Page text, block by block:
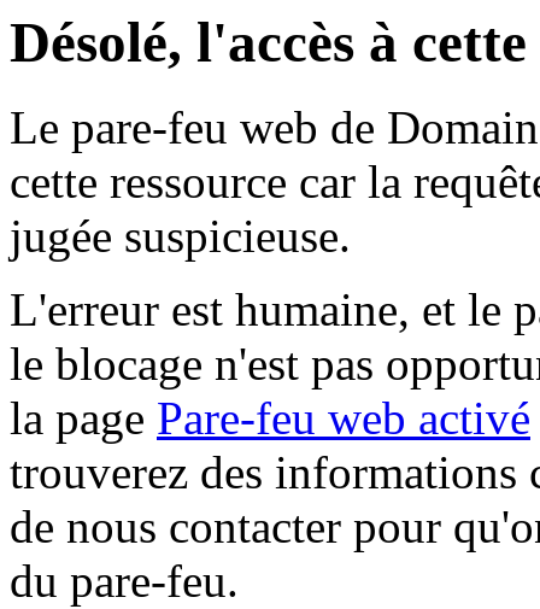
Désolé, l'accès à
Le pare-feu web de
cette ressource car la
jugée suspicieuse.
L'erreur est humaine, et le
le blocage n'est pas
la page Pare-feu web activé
trouverez des informations
de nous contacter pour
du pare-feu.